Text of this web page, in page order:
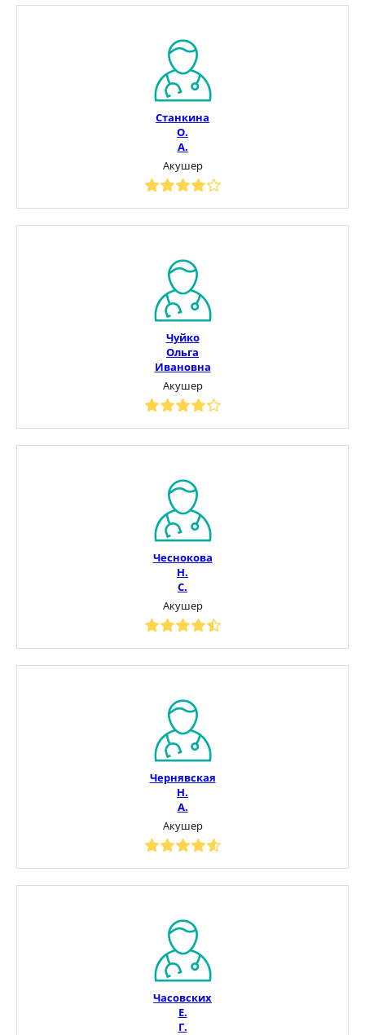
Станкина
О.
А.
Акушер
Чуйко
Ольга
Ивановна
Акушер
Чеснокова
Н.
С.
Акушер
Чернявская
Н.
А.
Акушер
Часовских
Е.
Г.